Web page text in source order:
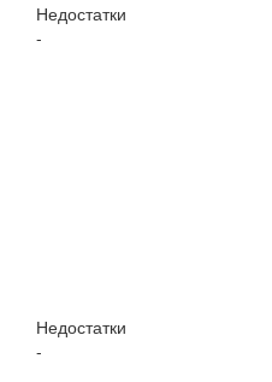
Недостатки
-
Недостатки
-